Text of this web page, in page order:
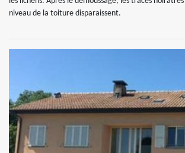
niveau de la toiture disparaissent.